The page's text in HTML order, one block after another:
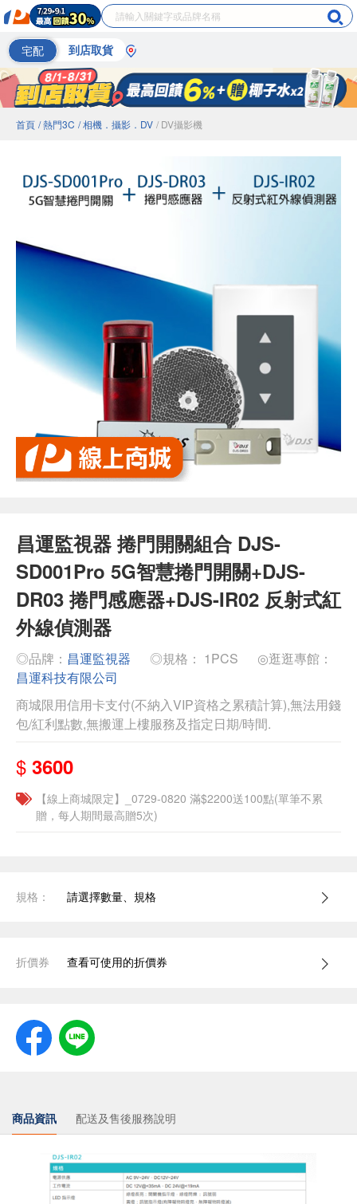
宅配 到店取貨
首頁 / 熱門3C / 相機．攝影．DV / DV攝影機
昌運監視器 捲門開關組合 DJS-
SD001Pro 5G智慧捲門開關+DJS-
DR03 捲門感應器+DJS-IR02 反射式紅
外線偵測器
◎品牌： 昌運監視器 ◎規格： 1PCS
◎逛逛專館：
昌運科技有限公司
商城限用信用卡支付(不納入VIP資格之累積計算),無法用錢
包/紅利點數,無搬運上樓服務及指定日期/時間.
$ 3600
【線上商城限定】_0729-0820 滿$2200送100點(單筆不累
贈，每人期間最高贈5次)
規格： 請選擇數量、規格
折價券 查看可使用的折價券
商品資訊 配送及售後服務說明